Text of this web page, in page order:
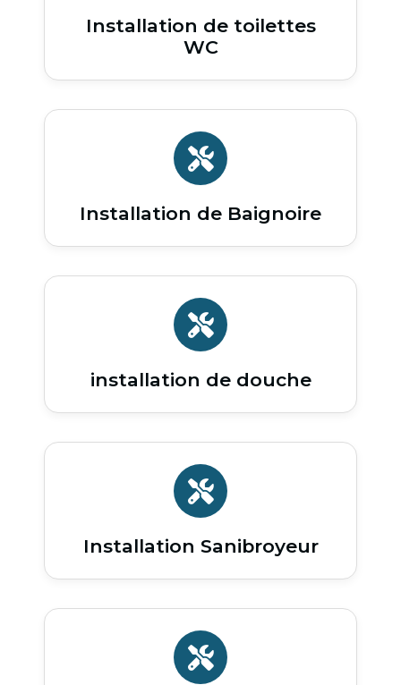
Installation de toilettes
WC
Installation de Baignoire
installation de douche
Installation Sanibroyeur